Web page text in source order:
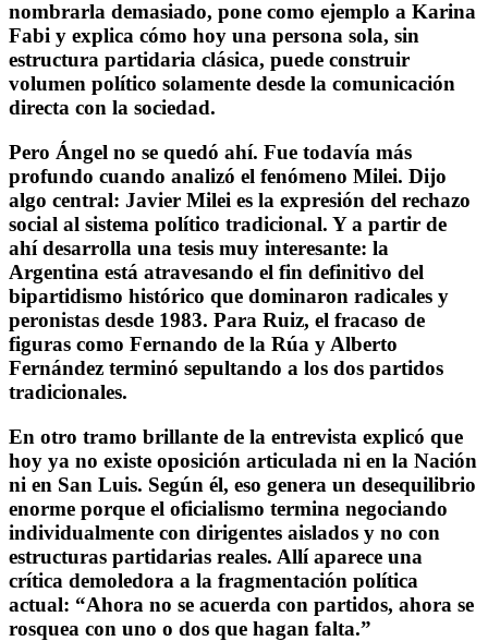
nombrarla demasiado, pone como ejemplo a Karina
Fabi y explica cómo hoy una persona sola, sin
estructura partidaria clásica, puede construir
volumen político solamente desde la comunicación
directa con la sociedad.
Pero Ángel no se quedó ahí. Fue todavía más
profundo cuando analizó el fenómeno Milei. Dijo
algo central: Javier Milei es la expresión del rechazo
social al sistema político tradicional. Y a partir de
ahí desarrolla una tesis muy interesante: la
Argentina está atravesando el fin definitivo del
bipartidismo histórico que dominaron radicales y
peronistas desde 1983. Para Ruiz, el fracaso de
figuras como Fernando de la Rúa y Alberto
Fernández terminó sepultando a los dos partidos
tradicionales.
En otro tramo brillante de la entrevista explicó que
hoy ya no existe oposición articulada ni en la Nación
ni en San Luis. Según él, eso genera un desequilibrio
enorme porque el oficialismo termina negociando
individualmente con dirigentes aislados y no con
estructuras partidarias reales. Allí aparece una
crítica demoledora a la fragmentación política
actual: “Ahora no se acuerda con partidos, ahora se
rosquea con uno o dos que hagan falta.”